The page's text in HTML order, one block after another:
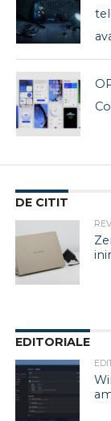
DE CITIT
EDITORIALE